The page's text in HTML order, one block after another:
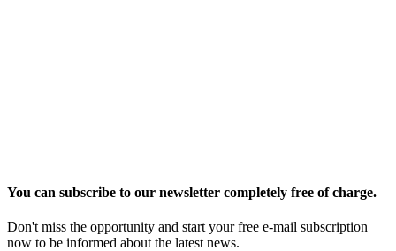
You can subscribe to our newsletter completely free of charge.
Don't miss the opportunity and start your free e-mail subscription
now to be informed about the latest news.